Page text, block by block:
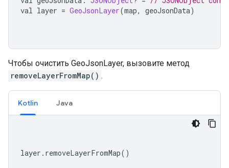
val layer = GeoJsonLayer(map, geoJsonData)
Чтобы очистить GeoJsonLayer, вызовите метод
removeLayerFromMap() .
Kotlin Java
layer . removeLayerFromMap()